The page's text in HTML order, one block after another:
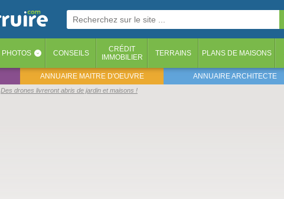
PHOTOS ‹ CONSEILS
CRÉDIT
IMMOBILIER
TERRAINS PLANS DE MAISONS
ANNUAIRE MAITRE D'OEUVRE ANNUAIRE ARCHITECTE
Des drones livreront abris de jardin et maisons !